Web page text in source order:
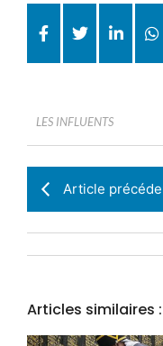
LES INFLUENTS
Article
Articles similaires :